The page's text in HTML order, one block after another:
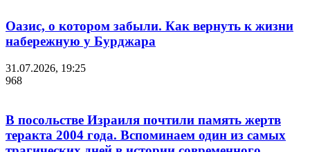
Оазис, о котором забыли. Как вернуть к жизни
набережную у Бурджара
31.07.2026, 19:25
968
В посольстве Израиля почтили память жертв
теракта 2004 года. Вспоминаем один из самых